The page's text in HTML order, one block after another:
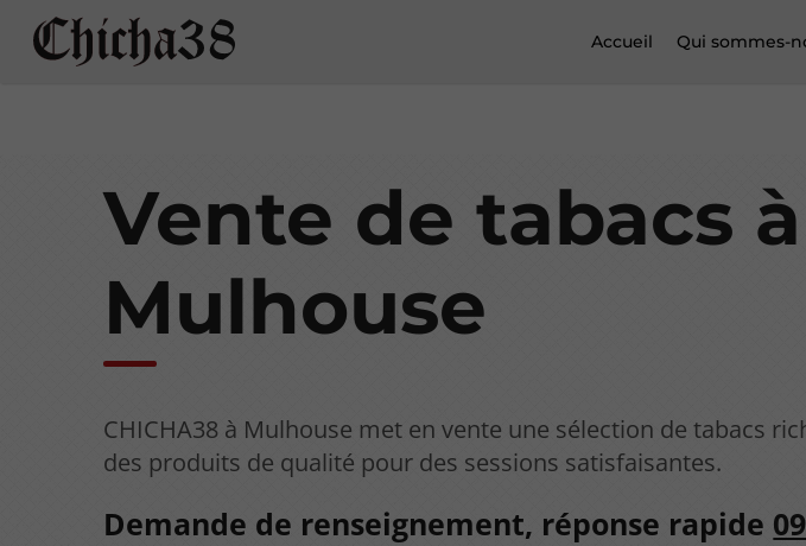
Accueil Qui sommes-
Vente de tabacs à
Mulhouse
CHICHA38 à Mulhouse met en vente une sélection de tabacs
des produits de qualité pour des sessions satisfaisantes.
Demande de renseignement, réponse rapide